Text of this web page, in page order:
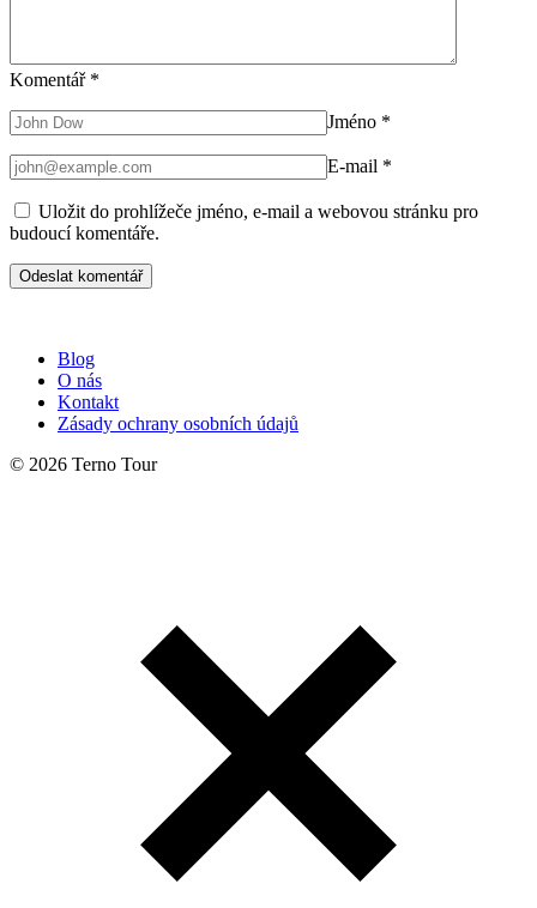
Komentář *
Jméno *
E-mail *
Uložit do prohlížeče jméno, e-mail a webovou stránku pro
budoucí komentáře.
Blog
O nás
Kontakt
Zásady ochrany osobních údajů
© 2026 Terno Tour